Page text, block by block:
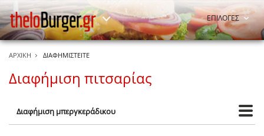
ΕΠΙΛΟΓΕΣ
ΑΡΧΙΚΗ ΔΙΑΦΗΜΙΣΤΕΙΤΕ
Διαφήμιση πιτσαρίας
Διαφήμιση μπεργκεράδικου